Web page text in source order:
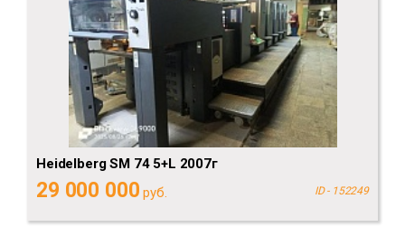
Heidelberg SM 74 5+L 2007г
29 000 000 руб. ID - 152249